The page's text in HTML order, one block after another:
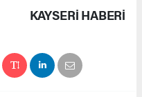
KAYSERI HABERİ